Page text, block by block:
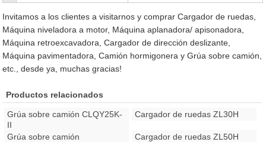
Invitamos a los clientes a visitarnos y comprar Cargador de ruedas,
Máquina niveladora a motor, Máquina aplanadora/ apisonadora,
Máquina retroexcavadora, Cargador de dirección deslizante,
Máquina pavimentadora, Camión hormigonera y Grúa sobre camión,
etc., desde ya, muchas gracias!
Productos relacionados
Grúa sobre camión CLQY25K-
II
Cargador de ruedas ZL30H
Grúa sobre camión
Cargador de ruedas ZL50H